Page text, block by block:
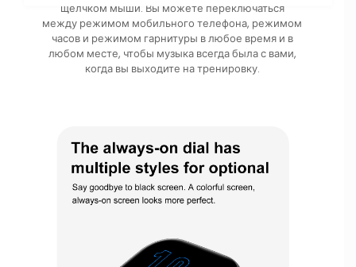
щелчком мыши. Вы можете переключаться
между режимом мобильного телефона, режимом
часов и режимом гарнитуры в любое время и в
любом месте, чтобы музыка всегда была с вами,
когда вы выходите на тренировку.